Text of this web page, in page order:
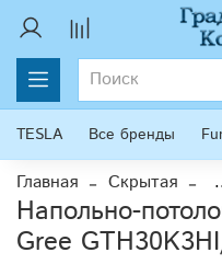
TESLA Все бренды
Главная Скрытая
Напольно-
Gree